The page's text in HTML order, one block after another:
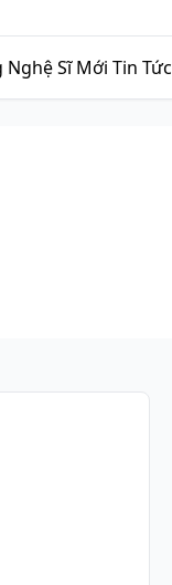
Nghệ Sĩ Mới Tin Tức